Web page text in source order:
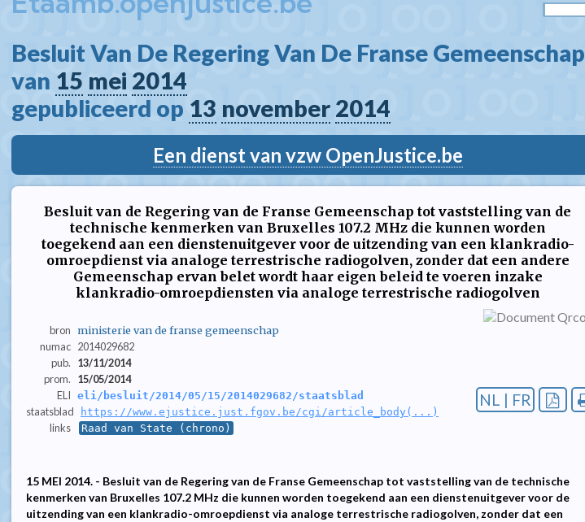
Besluit Van De Regering Van De Franse Gemeenschap
van 15 mei 2014
gepubliceerd op 13 november 2014
Een dienst van vzw OpenJustice.be
Besluit van de Regering van de Franse Gemeenschap tot vaststelling van de
technische kenmerken van Bruxelles 107.2 MHz die kunnen worden
toegekend aan een dienstenuitgever voor de uitzending van een klankradio-
omroepdienst via analoge terrestrische radiogolven, zonder dat een andere
Gemeenschap ervan belet wordt haar eigen beleid te voeren inzake
klankradio-omroepdiensten via analoge terrestrische radiogolven
bron ministerie van de franse gemeenschap
numac 2014029682
pub.
13/11/2014
prom.
15/05/2014
ELI eli/besluit/2014/05/15/2014029682/staatsblad
staatsblad https://www.ejustice.just.fgov.be/cgi/article_body(...)
links Raad van State (chrono)
NL | FR
15 MEI 2014. - Besluit van de Regering van de Franse Gemeenschap tot vaststelling van de technische
kenmerken van Bruxelles 107.2 MHz die kunnen worden toegekend aan een dienstenuitgever voor de
uitzending van een klankradio-omroepdienst via analoge terrestrische radiogolven, zonder dat een